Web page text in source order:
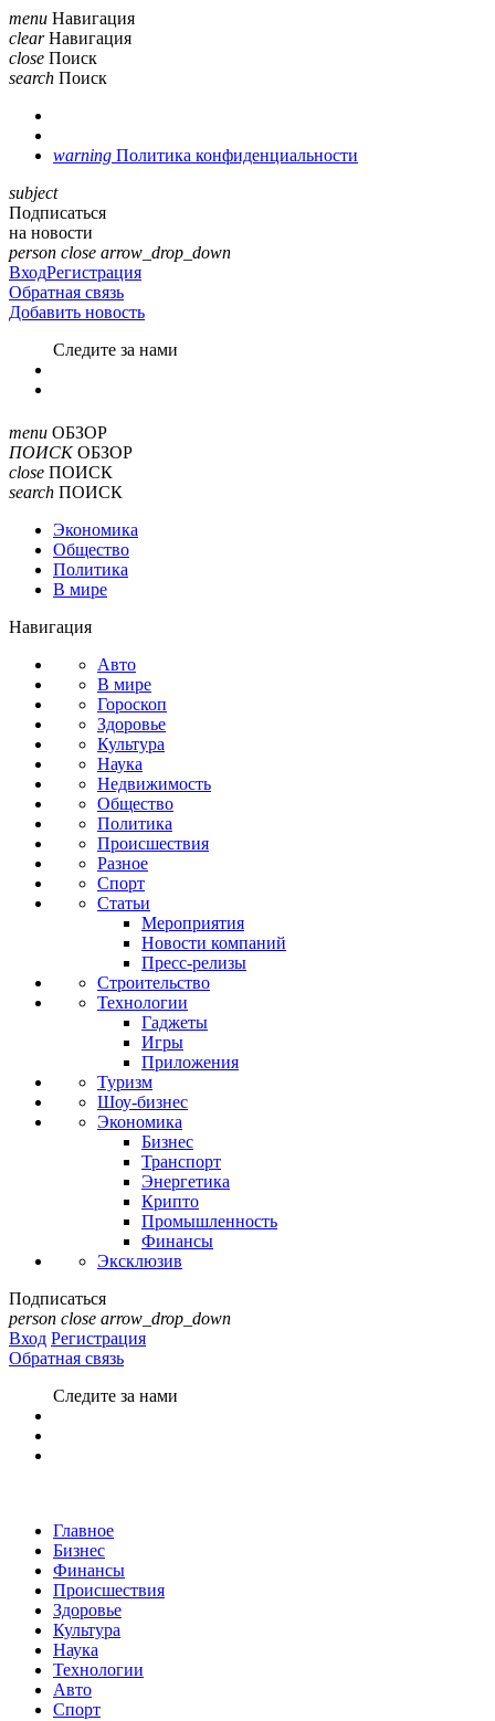
menu Навигация
clear Навигация
close Поиск
search Поиск
warning Политика конфиденциальности
subject
Подписаться
на новости
person close arrow_drop_down
ВходРегистрация
Обратная связь
Добавить новость
Cледите за нами
menu ОБЗОР
ПОИСК ОБЗОР
close ПОИСК
search ПОИСК
Экономика
Общество
Политика
В мире
Навигация
Авто
В мире
Гороскоп
Здоровье
Культура
Наука
Недвижимость
Общество
Политика
Происшествия
Разное
Спорт
Статьи
Мероприятия
Новости компаний
Пресс-релизы
Строительство
Технологии
Гаджеты
Игры
Приложения
Туризм
Шоу-бизнес
Экономика
Бизнес
Транспорт
Энергетика
Крипто
Промышленность
Финансы
Эксклюзив
Подписаться
person close arrow_drop_down
Вход Регистрация
Обратная связь
Следите за нами
Главное
Бизнес
Финансы
Происшествия
Здоровье
Культура
Наука
Технологии
Авто
Спорт